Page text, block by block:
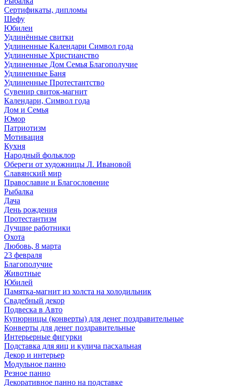
Сертификаты, дипломы
Шефу
Юбилеи
Удлинённые свитки
Удлиненные Календари Символ года
Удлиненные Христианство
Удлиненные Дом Семья Благополучие
Удлиненные Баня
Удлиненные Протестантство
Сувенир свиток-магнит
Календари, Символ года
Дом и Семья
Юмор
Патриотизм
Мотивация
Кухня
Народный фольклор
Обереги от художницы Л. Ивановой
Славянский мир
Православие и Благословение
Рыбалка
Дача
День рождения
Протестантизм
Лучшие работники
Охота
Любовь, 8 марта
23 февраля
Благополучие
Животные
Юбилей
Памятка-магнит из холста на холодильник
Свадебный декор
Подвеска в Авто
Купюрницы (конверты) для денег поздравительные
Конверты для денег поздравительные
Интерьерные фигурки
Подставка для яиц и кулича пасхальная
Декор и интерьер
Модульное панно
Резное панно
Декоративное панно на подставке